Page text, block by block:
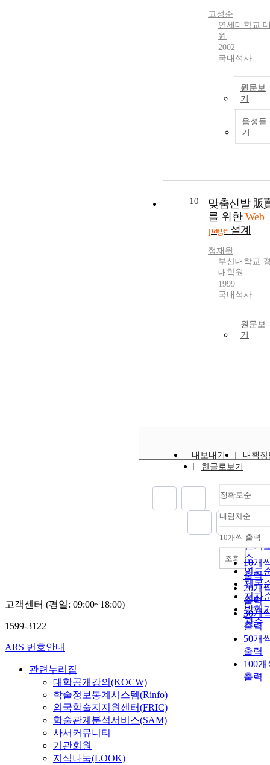
고성준
연세대학교
원
2002
국내석사
원문보
기
음성듣
기
10
맞춤신발 販
를 위한 Web
page설계
정재원
부산대학교
대학원
1999
국내석사
원문보
기
내보내기
내책
한글로보기
정확도순
정확
순
인기
순
연도
제목
저자
발행
관순
내림차순
내림
10개씩 출력
10개
출력
20개
출력
30개
출력
50개
출력
100개
출력
조회
고객센터 (평일: 09:00~18:00)
1599-3122
ARS 번호안내
관련누리집
대학공개강의(KOCW)
학술정보통계시스템(Rinfo)
외국학술지지원센터(FRIC)
학술관계분석서비스(SAM)
사서커뮤니티
기관회원
지식나눔(LOOK)